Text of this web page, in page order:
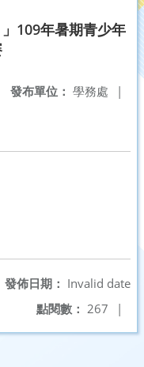
109年暑期青少年
發布單位： 學務處 |
發佈日期： Invalid date
點閱數： 267 |